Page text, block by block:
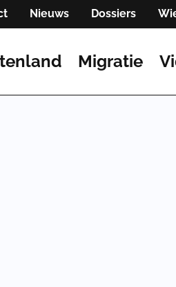
Nieuws Dossiers
Migratie